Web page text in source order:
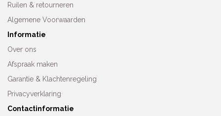
Ruilen & retourneren
Algemene Voorwaarden
Informatie
Over ons
Afspraak maken
Garantie & Klachtenregeling
Privacyverklaring
Contactinformatie